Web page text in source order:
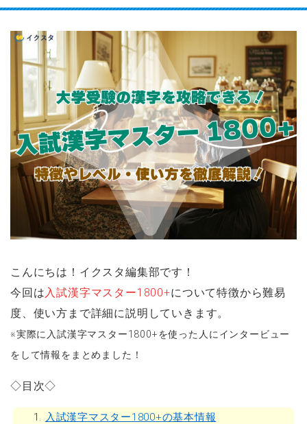
こんにちは！イクスタ編集部です！
今回は 入試漢字マスター1800+について特徴から難易
度、使い方まで詳細に説明していきます。
※実際に入試漢字マスター1800+を使った人にインタービュー
をして情報をまとめました！
◇目次◇
1. 入試漢字マスター1800+の基本情報